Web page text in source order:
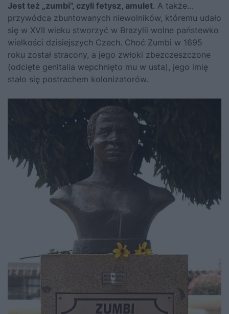
Jest też „zumbi”, czyli fetysz, amulet. A także…
przywódca zbuntowanych niewolników, któremu udało
się w XVII wieku stworzyć w Brazylii wolne państewko
wielkości dzisiejszych Czech. Choć Zumbi w 1695
roku został stracony, a jego zwłoki zbezczeszczone
(odcięte genitalia wepchnięto mu w usta), jego imię
stało się postrachem kolonizatorów.